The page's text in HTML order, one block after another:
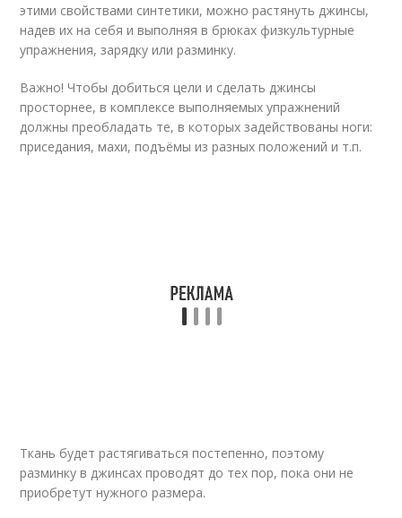
этими свойствами синтетики, можно растянуть джинсы,
надев их на себя и выполняя в брюках физкультурные
упражнения, зарядку или разминку.
Важно! Чтобы добиться цели и сделать джинсы
просторнее, в комплексе выполняемых упражнений
должны преобладать те, в которых задействованы ноги:
приседания, махи, подъёмы из разных положений и т.п.
Ткань будет растягиваться постепенно, поэтому
разминку в джинсах проводят до тех пор, пока они не
приобретут нужного размера.